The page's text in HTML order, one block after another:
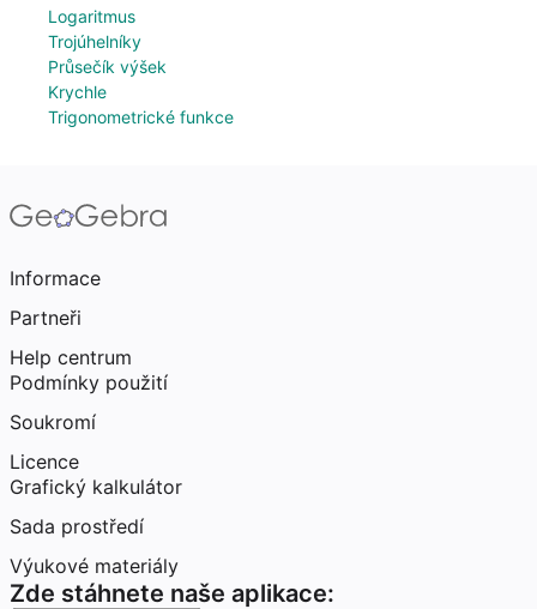
Logaritmus
Trojúhelníky
Průsečík výšek
Krychle
Trigonometrické funkce
Informace
Partneři
Help centrum
Podmínky použití
Soukromí
Licence
Grafický kalkulátor
Sada prostředí
Výukové materiály
Zde stáhnete naše aplikace: